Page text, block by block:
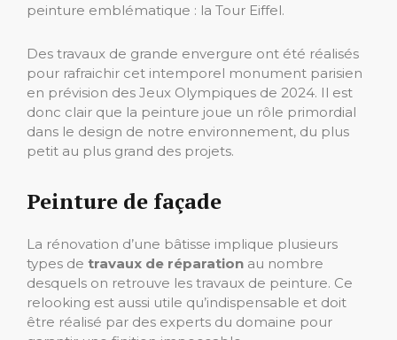
peinture emblématique : la Tour Eiffel.
Des travaux de grande envergure ont été réalisés
pour rafraichir cet intemporel monument parisien
en prévision des Jeux Olympiques de 2024. Il est
donc clair que la peinture joue un rôle primordial
dans le design de notre environnement, du plus
petit au plus grand des projets.
Peinture de façade
La rénovation d’une bâtisse implique plusieurs
types de travaux de réparation au nombre
desquels on retrouve les travaux de peinture. Ce
relooking est aussi utile qu’indispensable et doit
être réalisé par des experts du domaine pour